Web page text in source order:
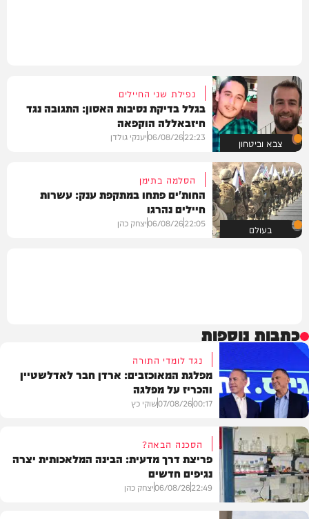
צבא וביטחון
נפילת שני החיילים
בגלל בדיקת נסיבות האסון: התגובה נגד
חיזבאללה הוקפאה
22:23
06/08/26יענקי גולדן
בעולם
הסלמה בתימן
החות'ים פתחו במתקפת ענק: עשרות
חיילים נהרגו
22:05
06/08/26יצחק כהן
כתבות נוספות
פוליטי
נגד לומדי התורה
מפלגת המאוכזבים: ארדן חבר לאדלשטיין
והכריז על מפלגה
00:17
07/08/26שוקי כץ
הסכנה הבאה?
פריצת דרך מדעית: הבינה המלאכותית יצרה
נגיפים חדשים
22:49
06/08/26יצחק כהן